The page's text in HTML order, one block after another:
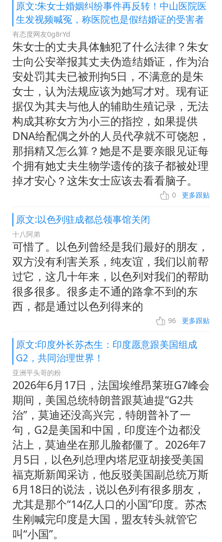
原文:朱女士婚姻纠纷事件再反转！中山医院医
生发视频喊冤，称医院也是假结婚证的受害者
有态度网友0g8rYd
朱女士的丈夫具体触犯了什么法律？朱女
士向公安举报其丈夫伪造结婚证，作为治
安处罚其夫已被刑拘5日，不满意的是朱
女士，认为法规应该为她写才对。现有证
据仅为其夫与他人的辅助生殖记录，无法
构成其称女方为小三的指控，如果提供
DNA给配偶之外的人员代孕就不可饶恕，
那捐精又怎么算？她是不是要亲眼见证每
个拥有她丈夫生物学遗传的孩子都被处理
掉才安心？这朱女士应该去看看脑子。
0 更多跟贴
原文:以色列驻成都总领事馆关闭
十八阿弟
可惜了。以色列曾经是我们最好的朋友，
双方没有利害关系，纯友谊，我们以前帮
过它，这几十年来，以色列对我们的帮助
很多很多。很多走不通的路拿不到的东
西，都是通过以色列得来的
96 更多跟贴
原文:印度外长苏杰生：印度愿意跟美国组成
G2，共同治理世界！
亚洲平头哥的粉
2026年6月17日，法国埃维昂莱班G7峰会
期间，美国总统特朗普跟莫迪提“G2共
治”，莫迪还没高兴完，特朗普补了一
句，G2是美国和中国，印度连个边都没
沾上，莫迪坐在那儿脸都僵了。2026年7
月5日，以色列总理内塔尼亚胡接受美国
福克斯新闻采访，他反驳美国副总统万斯
6月18日的说法，说以色列有很多朋友，
尤其是那个“14亿人口的小国”印度。苏杰
生刚喊完印度是大国，盟友转头就管它
叫“小国”。